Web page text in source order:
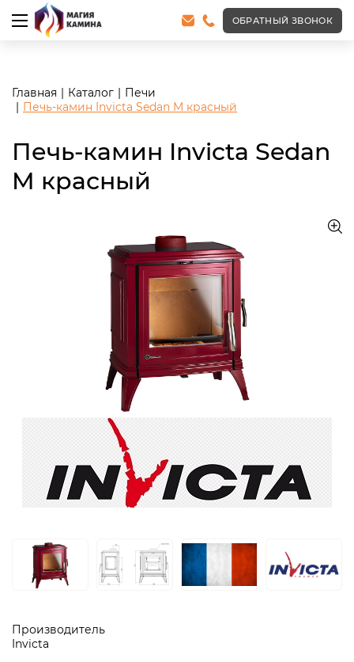
<meta name="robots" content="noindex, follow"/>
ОБРАТНЫЙ ЗВОНОК
Главная Каталог
Печи
Печь-камин Invicta Sedan M красный
Печь-камин Invicta Sedan
M красный
Производитель
Invicta